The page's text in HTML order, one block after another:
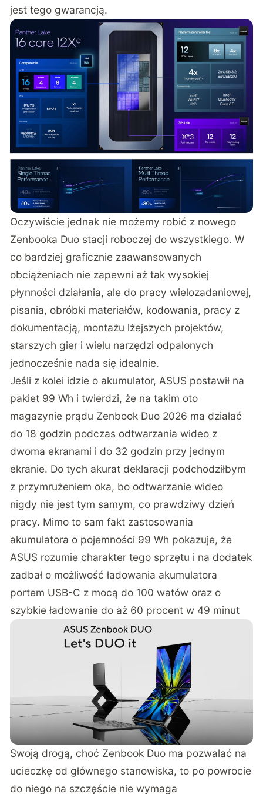
jest tego gwarancją.
Oczywiście jednak nie możemy robić z nowego
Zenbooka Duo stacji roboczej do wszystkiego. W
co bardziej graficznie zaawansowanych
obciążeniach nie zapewni aż tak wysokiej
płynności działania, ale do pracy wielozadaniowej,
pisania, obróbki materiałów, kodowania, pracy z
dokumentacją, montażu lżejszych projektów,
starszych gier i wielu narzędzi odpalonych
jednocześnie nada się idealnie.
Jeśli z kolei idzie o akumulator, ASUS postawił na
pakiet 99 Wh i twierdzi, że na takim oto
magazynie prądu Zenbook Duo 2026 ma działać
do 18 godzin podczas odtwarzania wideo z
dwoma ekranami i do 32 godzin przy jednym
ekranie. Do tych akurat deklaracji podchodziłbym
z przymrużeniem oka, bo odtwarzanie wideo
nigdy nie jest tym samym, co prawdziwy dzień
pracy. Mimo to sam fakt zastosowania
akumulatora o pojemności 99 Wh pokazuje, że
ASUS rozumie charakter tego sprzętu i na dodatek
zadbał o możliwość ładowania akumulatora
portem USB-C z mocą do 100 watów oraz o
szybkie ładowanie do aż 60 procent w 49 minut
Swoją drogą, choć Zenbook Duo ma pozwalać na
ucieczkę od głównego stanowiska, to po powrocie
do niego na szczęście nie wymaga